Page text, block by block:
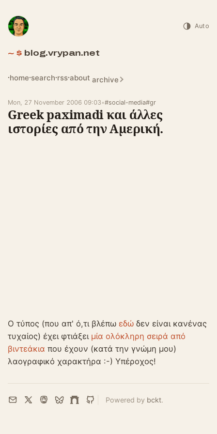
blog.vrypan.net
home search rss about archive
Auto
Mon, 27 November 2006 09:03•#social-media#gr
Greek paximadi και άλλες
ιστορίες από την Αμερική.
Ο τύπος (που απ' ό,τι βλέπω εδώ δεν είναι κανένας
τυχαίος) έχει φτιάξει μία ολόκληρη σειρά από
βιντεάκια που έχουν (κατά την γνώμη μου)
λαογραφικό χαρακτήρα :-) Υπέροχος!
Email
X Mastodon
BlueskyFarcaster
GitHub
Powered by bckt.